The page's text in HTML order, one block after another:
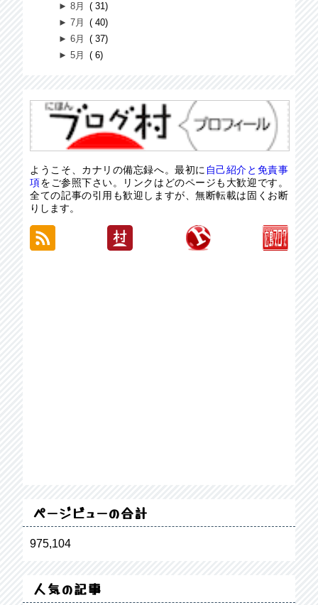
►8月
31
►7月
40
►6月
37
►5月 6
ようこそ、カナリの備忘録へ。最初に 自己紹介と免責事
項をご参照下さい。リンクはどのページも大歓迎です。
全ての記事の引用も歓迎しますが、無断転載は固くお断
りします。
ページビューの合計
975,104
人気の記事